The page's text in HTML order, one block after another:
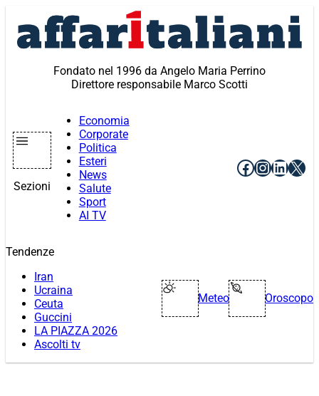
contenuto
Fondato nel 1996 da Angelo Maria Perrino
Direttore responsabile Marco Scotti
Sezioni
Economia
Corporate
Politica
Esteri
News
Salute
Sport
AI TV
Facebook
X
Tendenze
Iran
Ucraina
Ceuta
Guccini
LA PIAZZA 2026
Ascolti tv
Meteo Oroscopo